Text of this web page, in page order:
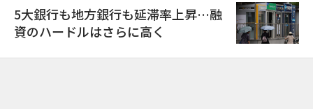
5大銀行も地方銀行も延滞率上昇…融
資のハードルはさらに高く